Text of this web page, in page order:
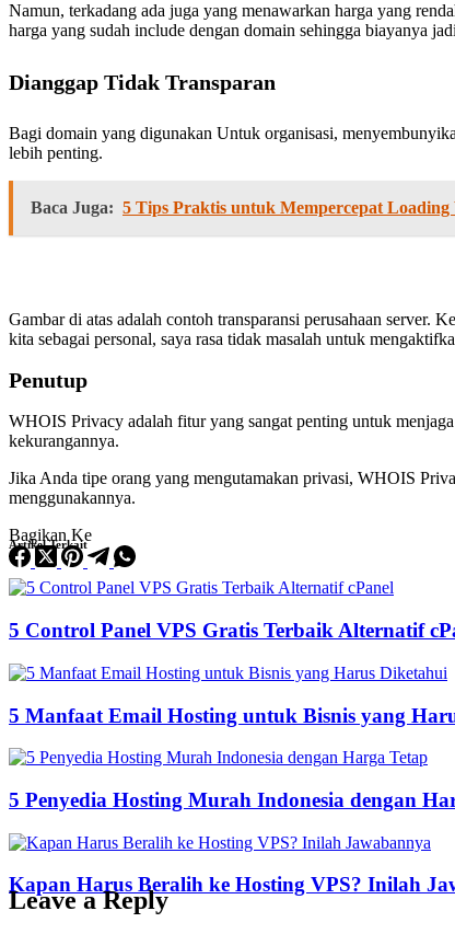
Namun, terkadang ada juga yang menawarkan harga yang
harga yang sudah include dengan domain sehingga biayanya
Dianggap Tidak Transparan
Bagi domain yang digunakan Untuk organisasi,
lebih penting.
Baca Juga: 5 Tips Praktis untuk Mempercepat Loading
Gambar di atas adalah contoh transparansi perusahaan server.
kita sebagai personal, saya rasa tidak masalah untuk
Penutup
WHOIS Privacy adalah fitur yang sangat penting untuk
kekurangannya.
Jika Anda tipe orang yang mengutamakan privasi, WHOIS
menggunakannya.
Bagikan Ke
Artikel Terkait
5 Control Panel VPS Gratis Terbaik Alternatif
5 Manfaat Email Hosting untuk Bisnis yang
5 Penyedia Hosting Murah Indonesia dengan
Kapan Harus Beralih ke Hosting VPS? Inilah
Leave a Reply